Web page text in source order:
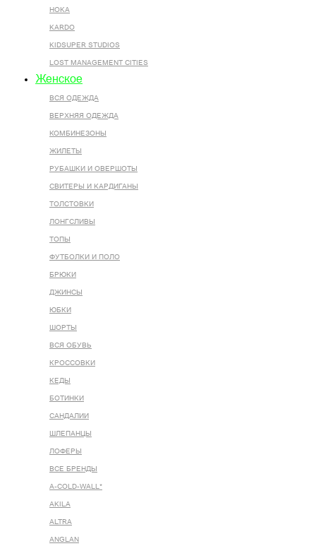
HOKA
KARDO
KIDSUPER STUDIOS
LOST MANAGEMENT CITIES
Женское
ВСЯ ОДЕЖДА
ВЕРХНЯЯ ОДЕЖДА
КОМБИНЕЗОНЫ
ЖИЛЕТЫ
РУБАШКИ И ОВЕРШОТЫ
СВИТЕРЫ И КАРДИГАНЫ
ТОЛСТОВКИ
ЛОНГСЛИВЫ
ТОПЫ
ФУТБОЛКИ И ПОЛО
БРЮКИ
ДЖИНСЫ
ЮБКИ
ШОРТЫ
ВСЯ ОБУВЬ
КРОССОВКИ
КЕДЫ
БОТИНКИ
САНДАЛИИ
ШЛЕПАНЦЫ
ЛОФЕРЫ
ВСЕ БРЕНДЫ
A-COLD-WALL*
AKILA
ALTRA
ANGLAN